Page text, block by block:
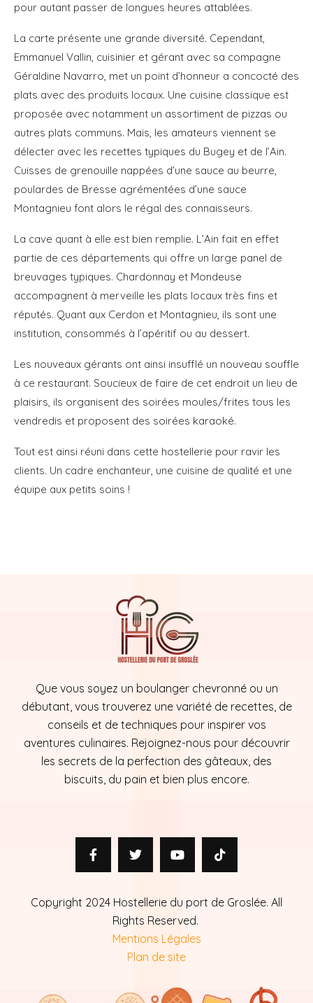
pour autant passer de longues heures attablées.
La carte présente une grande diversité. Cependant,
Emmanuel Vallin, cuisinier et gérant avec sa compagne
Géraldine Navarro, met un point d’honneur a concocté des
plats avec des produits locaux. Une cuisine classique est
proposée avec notamment un assortiment de pizzas ou
autres plats communs. Mais, les amateurs viennent se
délecter avec les recettes typiques du Bugey et de l’Ain.
Cuisses de grenouille nappées d’une sauce au beurre,
poulardes de Bresse agrémentées d’une sauce
Montagnieu font alors le régal des connaisseurs.
La cave quant à elle est bien remplie. L’Ain fait en effet
partie de ces départements qui offre un large panel de
breuvages typiques. Chardonnay et Mondeuse
accompagnent à merveille les plats locaux très fins et
réputés. Quant aux Cerdon et Montagnieu, ils sont une
institution, consommés à l’apéritif ou au dessert.
Les nouveaux gérants ont ainsi insufflé un nouveau souffle
à ce restaurant. Soucieux de faire de cet endroit un lieu de
plaisirs, ils organisent des soirées moules/frites tous les
vendredis et proposent des soirées karaoké.
Tout est ainsi réuni dans cette hostellerie pour ravir les
clients. Un cadre enchanteur, une cuisine de qualité et une
équipe aux petits soins !
Que vous soyez un boulanger chevronné ou un
débutant, vous trouverez une variété de recettes, de
conseils et de techniques pour inspirer vos
aventures culinaires. Rejoignez-nous pour découvrir
les secrets de la perfection des gâteaux, des
biscuits, du pain et bien plus encore.
Copyright 2024 Hostellerie du port de Groslée. All
Rights Reserved.
Mentions Légales
Plan de site